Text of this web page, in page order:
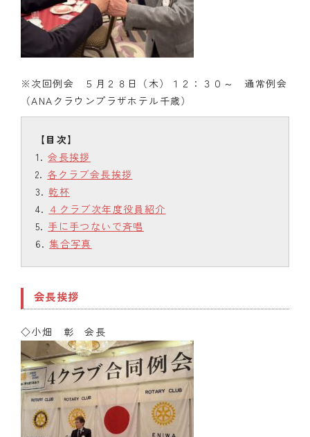
※次回例会 ５月２８日（木）１２：３０～ 通常例会
（ANAクラウンプラザホテル千歳）
会長挨拶
各クラブ会長挨拶
乾杯
４クラブ次年度役員紹介
手に手つないで斉唱
集合写真
会長挨拶
◇小畑 彰 会長